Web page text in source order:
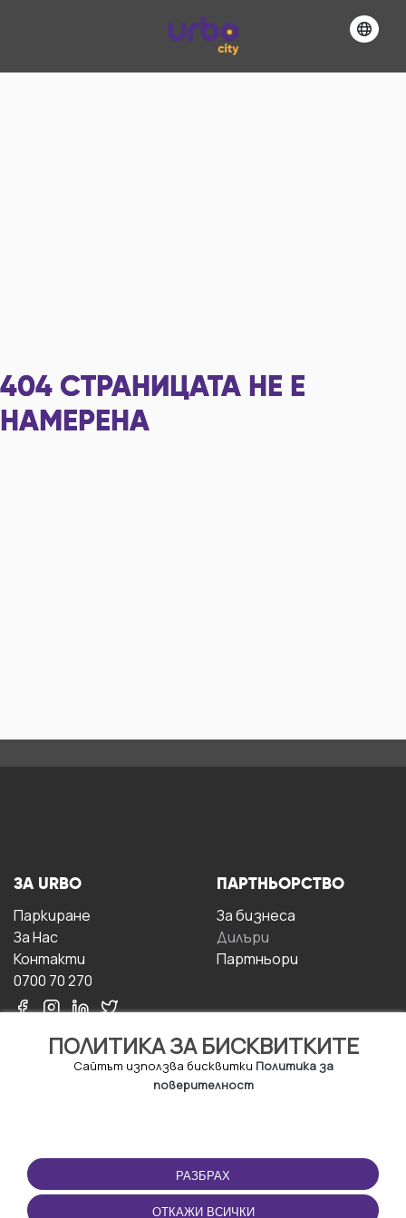
404 СТРАНИЦАТА НЕ Е
НАМЕРЕНА
ПОЛИТИКА ЗА БИСКВИТКИТЕ
Сайтът използва бисквитки Политика за
поверителност
РАЗБРАХ
ОТКАЖИ ВСИЧКИ
ЗА URBO
Паркиране
За Hас
Контакти
0700 70 270
ПАРТНЬОРСТВО
За бизнесa
Дилъри
Партньори
ПОЛЗВАНЕ
Правила и условия за
ползване
ПРИЛОЖЕНИЕТО